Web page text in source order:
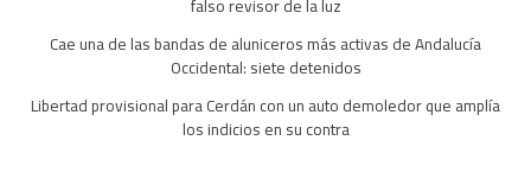
falso revisor de la luz
Cae una de las bandas de aluniceros más activas de Andalucía
Occidental: siete detenidos
Libertad provisional para Cerdán con un auto demoledor que amplía
los indicios en su contra